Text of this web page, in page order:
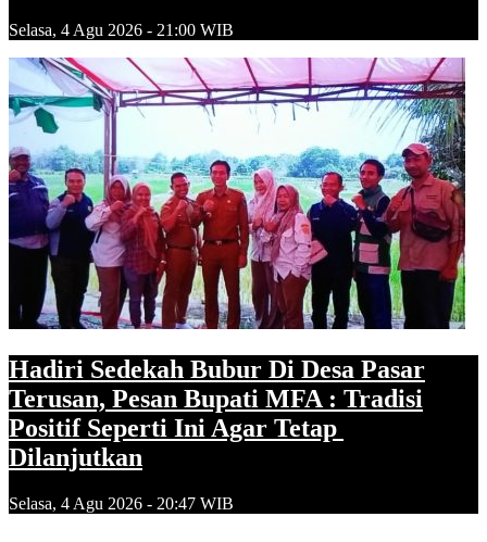
Selasa, 4 Agu 2026 - 21:00 WIB
Hadiri Sedekah Bubur Di Desa Pasar
Terusan, Pesan Bupati MFA : Tradisi
Positif Seperti Ini Agar Tetap
Dilanjutkan
Selasa, 4 Agu 2026 - 20:47 WIB